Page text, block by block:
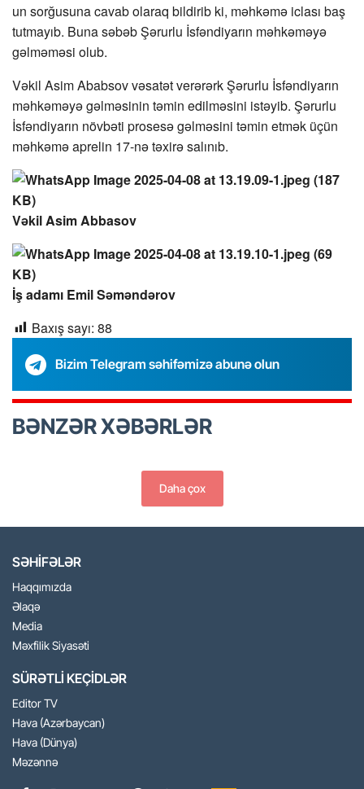
un sorğusuna cavab olaraq bildirib ki, məhkəmə iclası baş
tutmayıb. Buna səbəb Şərurlu İsfəndiyarın məhkəməyə
gəlməməsi olub.
Vəkil Asim Ababsov vəsatət verərərk Şərurlu İsfəndiyarın
məhkəməyə gəlməsinin təmin edilməsini istəyib. Şərurlu
İsfəndiyarın növbəti prosesə gəlməsini təmin etmək üçün
məhkəmə aprelin 17-nə təxirə salınıb.
Vəkil Asim Abbasov
İş adamı Emil Səməndərov
Baxış sayı: 88
Bizim Telegram səhifəmizə abunə olun
BƏNZƏR XƏBƏRLƏR
Daha çox
SƏHİFƏLƏR
Haqqımızda
Əlaqə
Media
Məxfilik Siyasəti
SÜRƏTLİ KEÇİDLƏR
Editor TV
Hava (Azərbaycan)
Hava (Dünya)
Məzənnə